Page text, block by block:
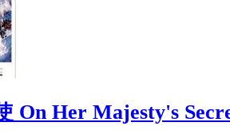
On Her Majesty's